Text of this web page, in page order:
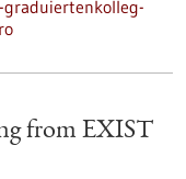
from EXIST